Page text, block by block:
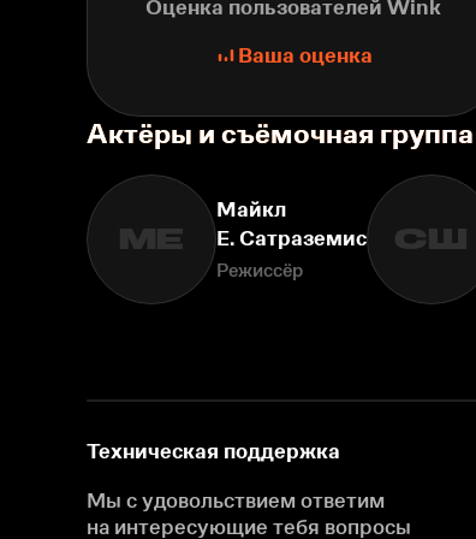
Оценка пользователей Wink
Ваша оценка
Актёры и съёмочная
МЕ
Майкл
Е. Сатраземис
Режиссёр
СШ
Техническая поддержка
Мы с удовольствием ответим
на интересующие тебя вопросы